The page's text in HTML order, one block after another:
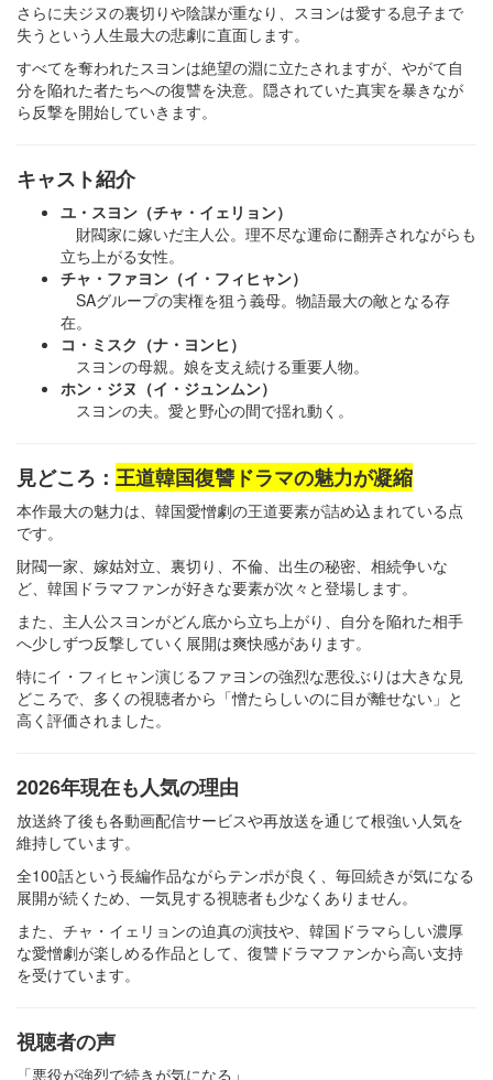
さらに夫ジヌの裏切りや陰謀が重なり、スヨンは愛する息子まで
失うという人生最大の悲劇に直面します。
すべてを奪われたスヨンは絶望の淵に立たされますが、やがて自
分を陥れた者たちへの復讐を決意。隠されていた真実を暴きなが
ら反撃を開始していきます。
キャスト紹介
ユ・スヨン（チャ・イェリョン）
財閥家に嫁いだ主人公。理不尽な運命に翻弄されながらも
立ち上がる女性。
チャ・ファヨン（イ・フィヒャン）
SAグループの実権を狙う義母。物語最大の敵となる存
在。
コ・ミスク（ナ・ヨンヒ）
スヨンの母親。娘を支え続ける重要人物。
ホン・ジヌ（イ・ジュンムン）
スヨンの夫。愛と野心の間で揺れ動く。
見どころ： 王道韓国復讐ドラマの魅力が凝縮
本作最大の魅力は、韓国愛憎劇の王道要素が詰め込まれている点
です。
財閥一家、嫁姑対立、裏切り、不倫、出生の秘密、相続争いな
ど、韓国ドラマファンが好きな要素が次々と登場します。
また、主人公スヨンがどん底から立ち上がり、自分を陥れた相手
へ少しずつ反撃していく展開は爽快感があります。
特にイ・フィヒャン演じるファヨンの強烈な悪役ぶりは大きな見
どころで、多くの視聴者から「憎たらしいのに目が離せない」と
高く評価されました。
2026年現在も人気の理由
放送終了後も各動画配信サービスや再放送を通じて根強い人気を
維持しています。
全100話という長編作品ながらテンポが良く、毎回続きが気になる
展開が続くため、一気見する視聴者も少なくありません。
また、チャ・イェリョンの迫真の演技や、韓国ドラマらしい濃厚
な愛憎劇が楽しめる作品として、復讐ドラマファンから高い支持
を受けています。
視聴者の声
「悪役が強烈で続きが気になる」